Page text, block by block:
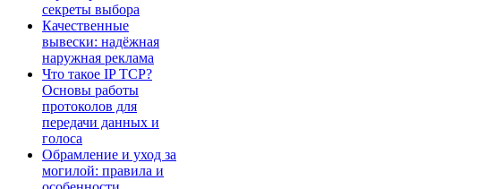
секреты выбора
Качественные
вывески: надёжная
наружная реклама
Что такое IP TCP?
Основы работы
протоколов для
передачи данных и
голоса
Обрамление и уход за
могилой: правила и